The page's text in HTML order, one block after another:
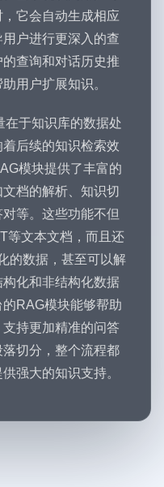
它会自动生成相应
户进行更深入的查
查询和对话历史推
用户扩展知识。
在于知识库的数据处
后续的知识检索效
模块提供了丰富的
档的解析、知识切
等。这些功能不但
等文本文档，而且还
的数据，甚至可以解
化和非结构化数据
RAG模块能够帮助
持更加精准的问答
切分，整个流程都
强大的知识支持。